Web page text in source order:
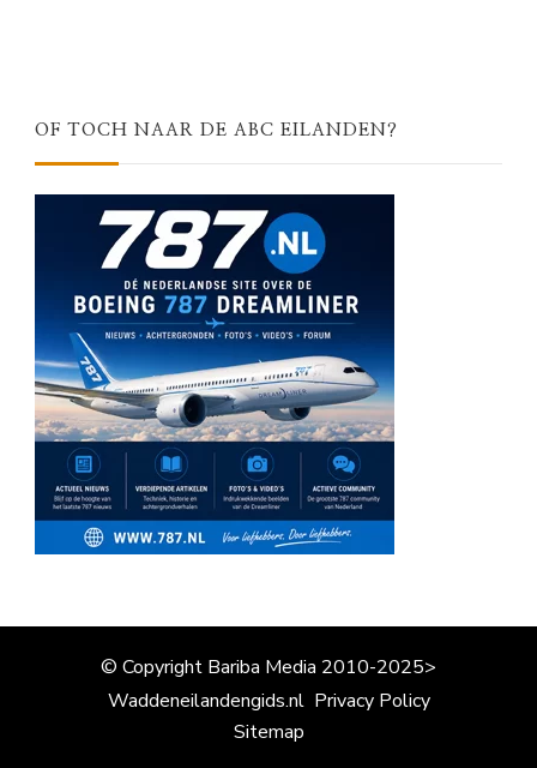
OF TOCH NAAR DE ABC EILANDEN?
© Copyright Bariba Media 2010-2025>
Waddeneilandengids.nl Privacy Policy
Sitemap